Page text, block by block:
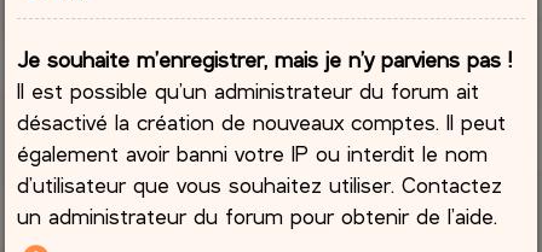
Je souhaite m’enregistrer, mais je n’y parviens pas !
Il est possible qu’un administrateur du forum ait
désactivé la création de nouveaux comptes. Il peut
également avoir banni votre IP ou interdit le nom
d’utilisateur que vous souhaitez utiliser. Contactez
un administrateur du forum pour obtenir de l’aide.